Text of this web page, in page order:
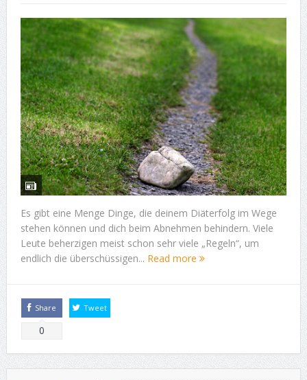
Es gibt eine Menge Dinge, die deinem Diäterfolg im Wege
stehen können und dich beim Abnehmen behindern. Viele
Leute beherzigen meist schon sehr viele „Regeln“, um
endlich die überschüssigen... Read more
Share
0
Tweet